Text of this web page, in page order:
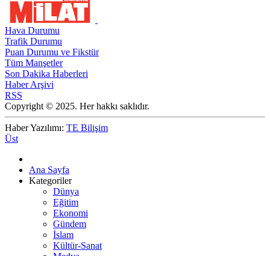
Hava Durumu
Trafik Durumu
Puan Durumu ve Fikstür
Tüm Manşetler
Son Dakika Haberleri
Haber Arşivi
RSS
Copyright © 2025. Her hakkı saklıdır.
Haber Yazılımı: TE Bilişim
Üst
Ana Sayfa
Kategoriler
Dünya
Eğitim
Ekonomi
Gündem
İslam
Kültür-Sanat